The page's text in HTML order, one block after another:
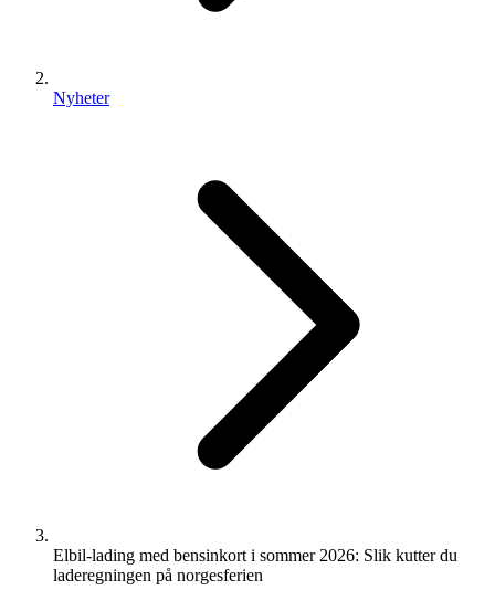
Nyheter
Elbil-lading med bensinkort i sommer 2026: Slik kutter du
laderegningen på norgesferien